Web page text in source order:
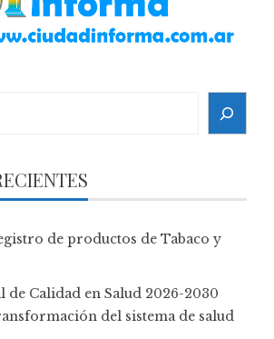
de productos de Tabaco y
de Calidad en Salud 2026-2030
del sistema de salud